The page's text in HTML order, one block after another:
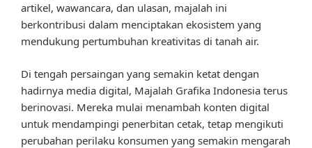
artikel, wawancara, dan ulasan, majalah ini
berkontribusi dalam menciptakan ekosistem yang
mendukung pertumbuhan kreativitas di tanah air.
Di tengah persaingan yang semakin ketat dengan
hadirnya media digital, Majalah Grafika Indonesia terus
berinovasi. Mereka mulai menambah konten digital
untuk mendampingi penerbitan cetak, tetap mengikuti
perubahan perilaku konsumen yang semakin mengarah